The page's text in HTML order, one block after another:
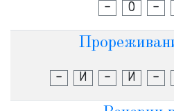
- О -
- И - И -